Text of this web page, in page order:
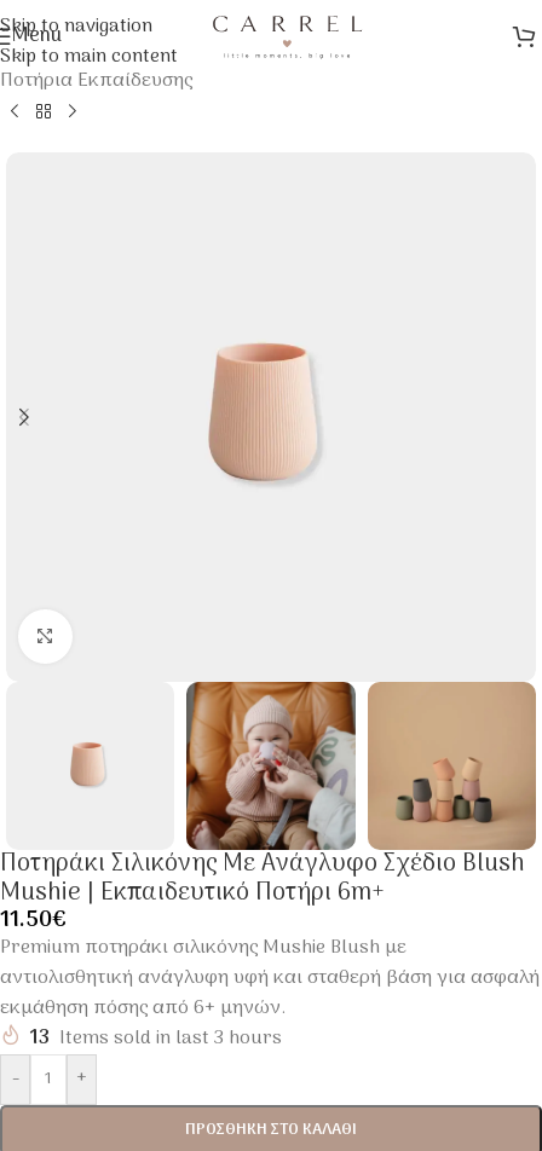
Skip to navigation
Skip to main content
Menu
Αρχική σελίδα/Φαγητό Μωρού/Σκεύη Φαγητού
Ποτήρια Εκπαίδευσης
Ποτηράκι Σιλικόνης Με Ανάγλυφο Σχέδιο Blush
Mushie | Εκπαιδευτικό Ποτήρι 6m+
11.50€
Premium ποτηράκι σιλικόνης Mushie Blush με
αντιολισθητική ανάγλυφη υφή και σταθερή βάση για ασφαλή
εκμάθηση πόσης από 6+ μηνών.
13 Items sold in last 3 hours
-
+
ΠΡΟΣΘΉΚΗ ΣΤΟ ΚΑΛΆΘΙ